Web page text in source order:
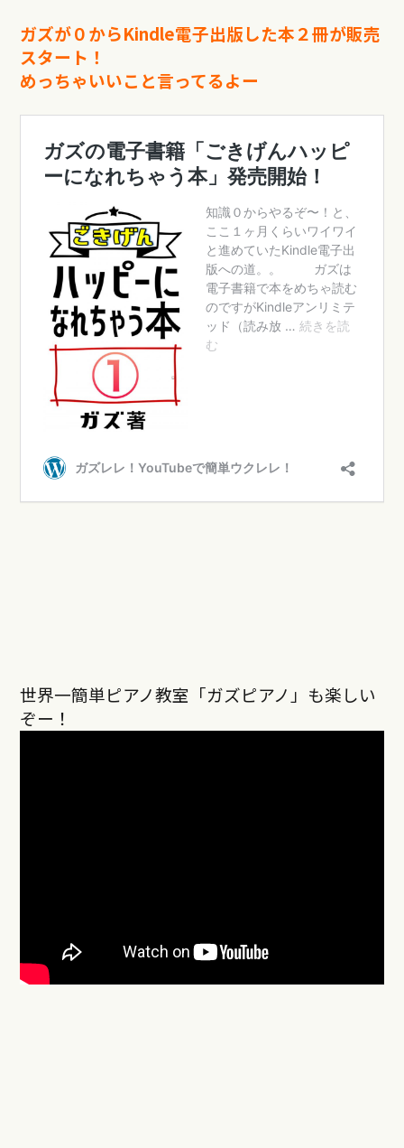
ガズが０からKindle電子出版した本２冊が販売
スタート！
めっちゃいいこと言ってるよー
世界一簡単ピアノ教室「ガズピアノ」も楽しい
ぞー！